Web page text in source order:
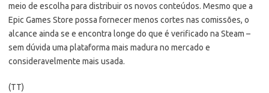
meio de escolha para distribuir os novos conteúdos. Mesmo que a
Epic Games Store possa fornecer menos cortes nas comissões, o
alcance ainda se e encontra longe do que é verificado na Steam –
sem dúvida uma plataforma mais madura no mercado e
consideravelmente mais usada.
(TT)